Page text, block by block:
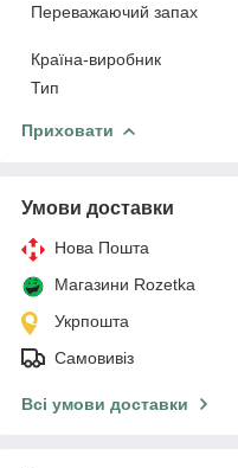
Переважаючий запах
Країна-виробник
Тип
Приховати
Умови доставки
Нова Пошта
Магазини Rozetka
Укрпошта
Самовивіз
Всі умови доставки